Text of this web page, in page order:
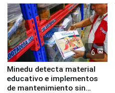
6
Minedu detecta material
educativo e implementos
de mantenimiento sin